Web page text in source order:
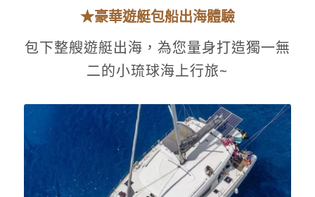
★豪華遊艇包船出海體驗
包下整艘遊艇出海，為您量身打造獨一無
二的小琉球海上行旅~